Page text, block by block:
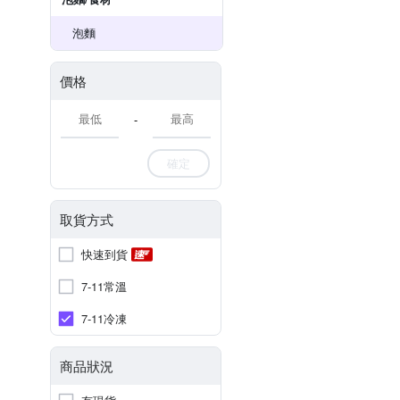
泡麵
價格
-
確定
取貨方式
快速到貨
7-11常溫
7-11冷凍
商品狀況